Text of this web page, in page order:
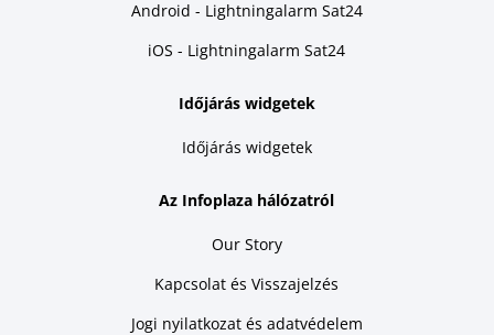
Android - Lightningalarm Sat24
iOS - Lightningalarm Sat24
Időjárás widgetek
Időjárás widgetek
Az Infoplaza hálózatról
Our Story
Kapcsolat és Visszajelzés
Jogi nyilatkozat és adatvédelem